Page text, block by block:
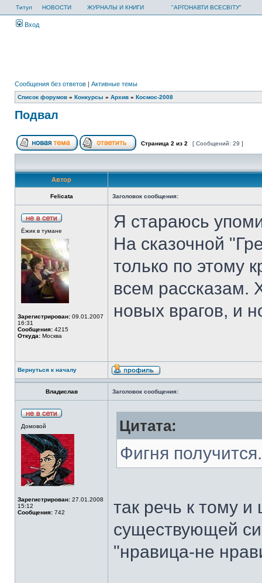
Титул НОВОСТИ ЖУРНАЛЫ И КНИГИ "АРГОНАВТИ ВСЕСВІТУ"
Вход
Сообщения без ответов | Активные темы
Список форумов » Конкурсы » Архив » Космос-2008
Подвал
Страница 2 из 2 [ Сообщений: 29 ]
Автор
Felicata Заголовок сообщения:
Ёжик в тумане
Зарегистрирован: 09.01.2007
16:31
Сообщения: 4215
Откуда: Москва
Я стараюсь
На сказочной
только по этому
всем рассказам.
новых врагов, и
Вернуться к началу
Владислав Заголовок сообщения:
Домовой
Зарегистрирован: 27.01.2008
15:12
Сообщения: 742
Цитата:
Фигня получится.
так речь к тому
существующей
"нравица-не